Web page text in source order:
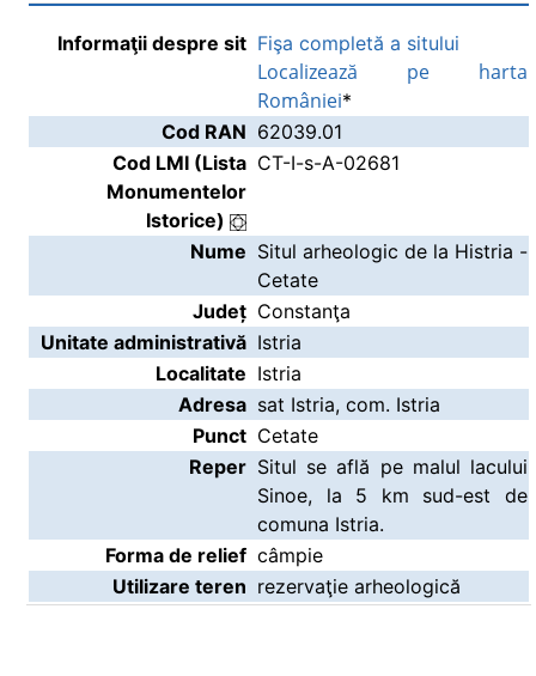
Informaţii despre sit Fişa completă a sitului
Localizează pe harta
României*
Cod RAN 62039.01
Cod LMI (Lista
Monumentelor
Istorice)
CT-I-s-A-02681
Nume Situl arheologic de la Histria -
Cetate
Județ Constanţa
Unitate administrativă Istria
Localitate Istria
Adresa sat Istria, com. Istria
Punct Cetate
Reper Situl se află pe malul lacului
Sinoe, la 5 km sud-est de
comuna Istria.
Forma de relief câmpie
Utilizare teren rezervaţie arheologică